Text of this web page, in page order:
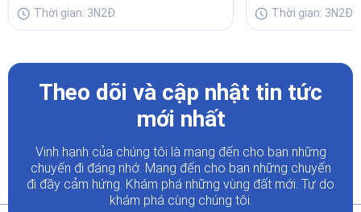
Thời gian: 3N2Đ
Thời gian: 3N2Đ
Theo dõi và cập nhật tin tức
mới nhất
Vinh hạnh của chúng tôi là mang đến cho bạn những
chuyến đi đáng nhớ. Mang đến cho bạn những chuyến
đi đầy cảm hứng. Khám phá những vùng đất mới. Tự do
khám phá cùng chúng tôi.